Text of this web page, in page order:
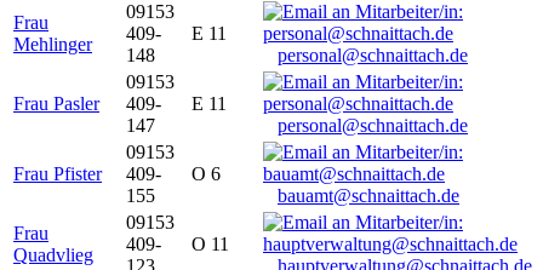
Frau
Mehlinger
09153
409-
148
E 11
personal@schnaittach.de
Frau Pasler
09153
409-
147
E 11
personal@schnaittach.de
Frau Pfister
09153
409-
155
O 6
bauamt@schnaittach.de
Frau
Quadvlieg
09153
409-
O 11